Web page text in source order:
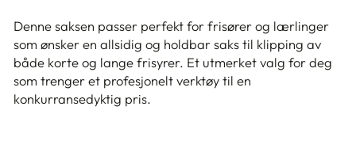
Denne saksen passer perfekt for frisører og lærlinger
som ønsker en allsidig og holdbar saks til klipping av
både korte og lange frisyrer. Et utmerket valg for deg
som trenger et profesjonelt verktøy til en
konkurransedyktig pris.